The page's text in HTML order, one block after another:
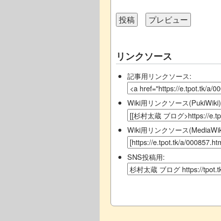
リンクソース
記事用リンクソース:
Wiki用リンクソース
Wiki用リンクソース
SNS投稿用: